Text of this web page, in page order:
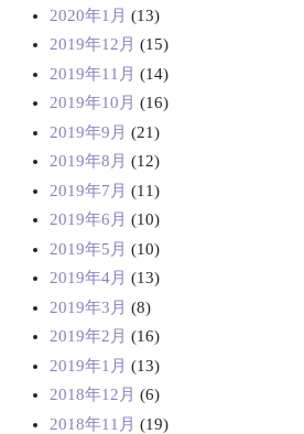
2020年1月 (13)
2019年12月 (15)
2019年11月 (14)
2019年10月 (16)
2019年9月 (21)
2019年8月 (12)
2019年7月 (11)
2019年6月 (10)
2019年5月 (10)
2019年4月 (13)
2019年3月 (8)
2019年2月 (16)
2019年1月 (13)
2018年12月 (6)
2018年11月 (19)